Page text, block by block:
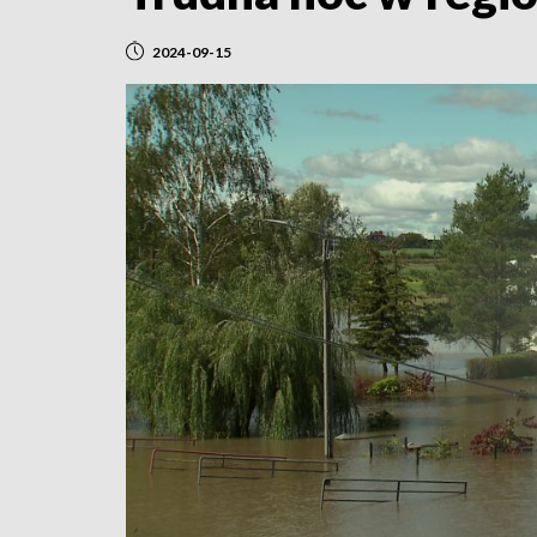
2024-09-15